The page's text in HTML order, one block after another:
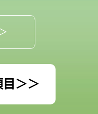
＞＞